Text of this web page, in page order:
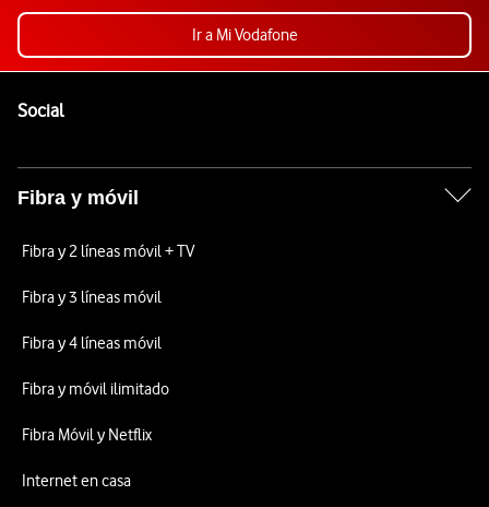
Ir a Mi Vodafone
SocialEnlaces a las redes sociales de Vodafone
Fibra y móvil
Fibra y 2 líneas móvil + TV
Fibra y 3 líneas móvil
Fibra y 4 líneas móvil
Fibra y móvil ilimitado
Fibra Móvil y Netflix
Internet en casa